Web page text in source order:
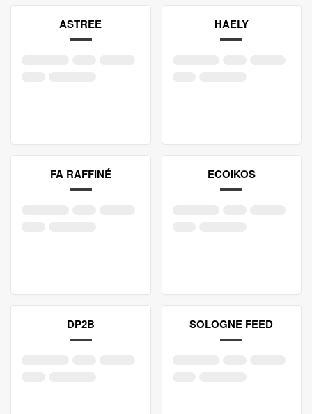
ASTREE HAELY
FA RAFFINÉ ECOIKOS
DP2B SOLOGNE FEED